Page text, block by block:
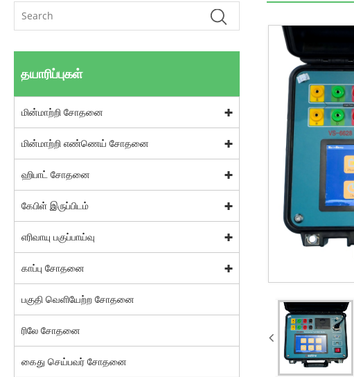
தயாரிப்புகள்
மின்மாற்றி சோதனை
மின்மாற்றி எண்ணெய் சோதனை
ஹிபாட் சோதனை
கேபிள் இருப்பிடம்
எரிவாயு பகுப்பாய்வு
காப்பு சோதனை
பகுதி வெளியேற்ற சோதனை
ரிலே சோதனை
கைது செய்பவர் சோதனை